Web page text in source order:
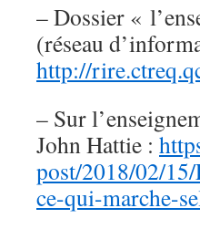
– Dossier «
(réseau
http://
– Sur
John Hattie :
post/2018/02/
ce-qui-marche-